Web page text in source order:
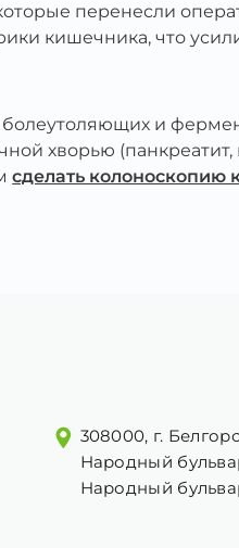
перенесли
кишечника, что
и
хворью (панкреатит,
сделать колоноскопию
308000, г.
Народный
Народный